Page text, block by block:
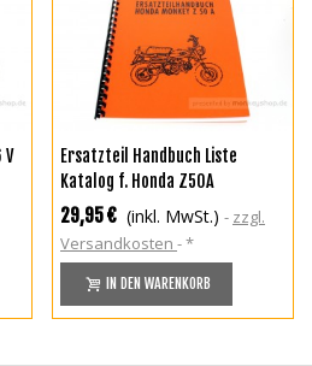
V
Ersatzteil Handbuch Liste
Katalog f. Honda Z50A
29,95 € (inkl. MwSt.)
zzgl.
Versandkosten
*
IN DEN WARENKORB